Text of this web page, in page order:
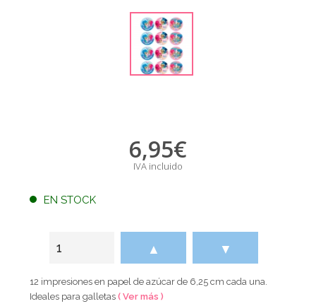
6,95€
IVA incluido
EN STOCK
▲ ▼
12 impresiones en papel de azúcar de 6,25 cm cada una.
Ideales para galletas( Ver más )